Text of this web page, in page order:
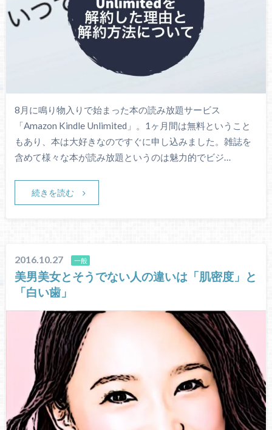
8月に鳴り物入りで始まった本の読み放題サービス
「Amazon Kindle Unlimited」。1ヶ月間は無料ということ
もあり、本は大好きなのですぐに申し込みました。雑誌を
含めて様々な本が読み放題というのは魅力的でビジ…
続きを読む
2016.10.27 一般
美男美女とそうでない人の違いは「肌密度」と
「白い歯」